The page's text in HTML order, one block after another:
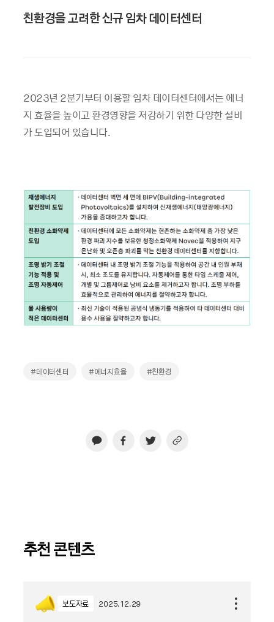
친환경을 고려한 신규 임차 데이터센터
2023년 2분기부터 이용할 임차 데이터센터에서는 에너
지 효율을 높이고 환경영향을 저감하기 위한 다양한 설비
가 도입되어 있습니다.
#데이터센터 #에너지효율 #친환경
추천 콘텐츠
보도자료 2025.12.29